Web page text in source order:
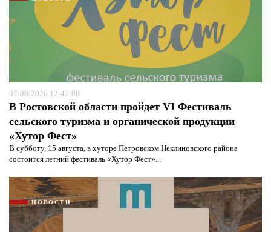
07/08/2026 12:47:00
В Ростовской области пройдет VI Фестиваль
сельского туризма и органической продукции
«Хутор Фест»
В субботу, 15 августа, в хуторе Петровском Неклиновского района
состоится летний фестиваль «Хутор Фест»...
НОВОСТИ